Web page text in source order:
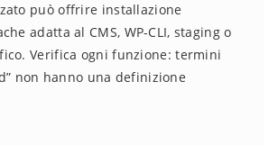
può offrire installazione
adatta al CMS, WP-CLI, staging o
Verifica ogni funzione: termini
non hanno una definizione